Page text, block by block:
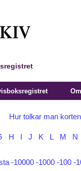
Hur tolkar man
H J K L M N
-10000 -1000 -100 -